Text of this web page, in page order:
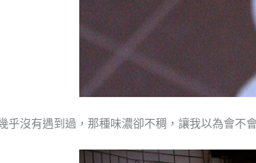
乎沒有遇到過，那種味濃卻不稠，讓我以為會不